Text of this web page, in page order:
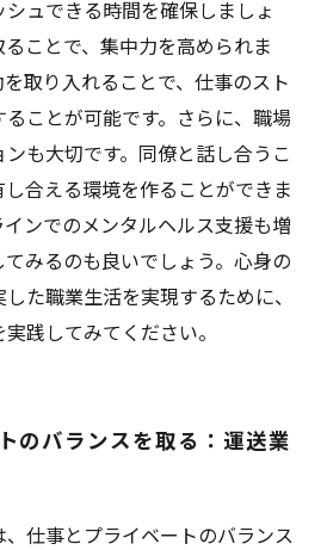
ュできる時間を確保しましょ
ことで、集中力を高められま
取り入れることで、仕事のスト
ことが可能です。さらに、職場
も大切です。同僚と話し合うこ
合える環境を作ることができま
ンでのメンタルヘルス支援も増
みるのも良いでしょう。心身の
た職業生活を実現するために、
践してみてください。
のバランスを取る：運送業
仕事とプライベートのバランス